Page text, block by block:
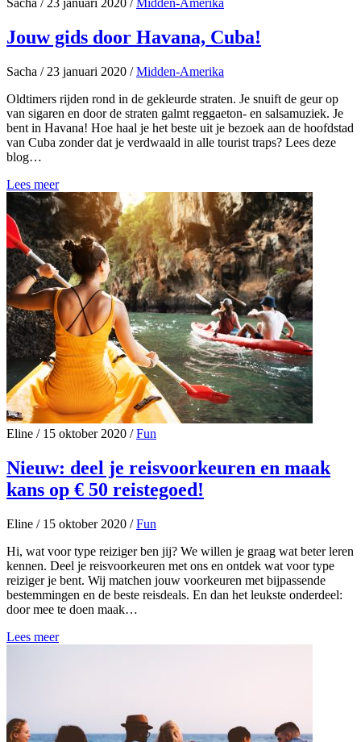
Sacha /23 januari 2020 / Midden-Amerika
Jouw gids door Havana, Cuba!
Sacha /23 januari 2020 / Midden-Amerika
Oldtimers rijden rond in de gekleurde straten. Je snuift de geur op
van sigaren en door de straten galmt reggaeton- en salsamuziek. Je
bent in Havana! Hoe haal je het beste uit je bezoek aan de hoofdstad
van Cuba zonder dat je verdwaald in alle tourist traps? Lees deze
blog…
Lees meer
Eline /15 oktober 2020 / Fun
Nieuw: deel je reisvoorkeuren en maak
kans op € 50 reistegoed!
Eline /15 oktober 2020 / Fun
Hi, wat voor type reiziger ben jij? We willen je graag wat beter leren
kennen. Deel je reisvoorkeuren met ons en ontdek wat voor type
reiziger je bent. Wij matchen jouw voorkeuren met bijpassende
bestemmingen en de beste reisdeals. En dan het leukste onderdeel:
door mee te doen maak…
Lees meer